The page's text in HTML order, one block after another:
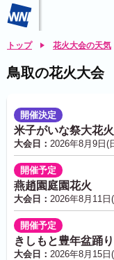
トップ 花火大会の天気
鳥取の花火大会
開催決定
米子がいな祭大花
大会日： 2026年8月9日(
開催予定
燕趙園庭園花火
大会日： 2026年8月11日
開催予定
きしもと豊年盆踊
大会日： 2026年8月15日